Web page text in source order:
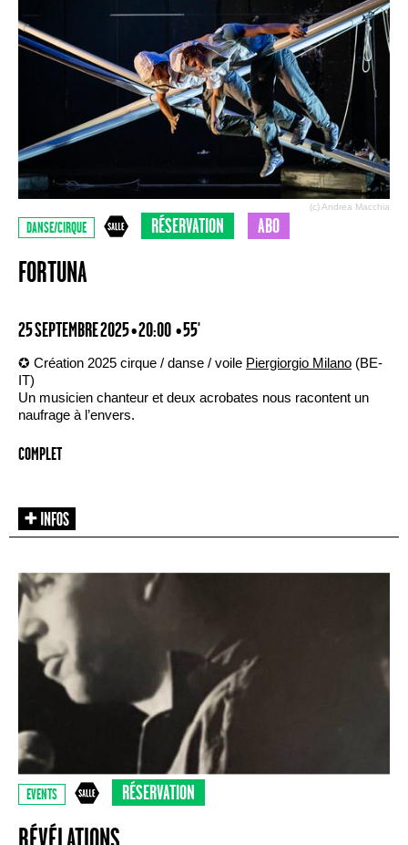
(c) Andrea Macchia
DANSE/CIRQUE RÉSERVATION ABO
FORTUNA
25 SEPTEMBRE 2025 • 20:00 • 55'
✪ Création 2025 cirque / danse / voile Piergiorgio Milano (BE-
IT)
Un musicien chanteur et deux acrobates nous racontent un
naufrage à l’envers.
COMPLET
EVENTS RÉSERVATION